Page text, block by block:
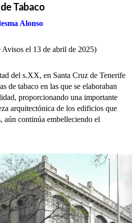
Tabaco
Alonso
el 13 de abril de 2025)
s.XX, en Santa Cruz de Tenerife
de tabaco en las que se elaboraban
proporcionando una importante
arquitectónica de los edificios que
aún continúa embelleciendo el